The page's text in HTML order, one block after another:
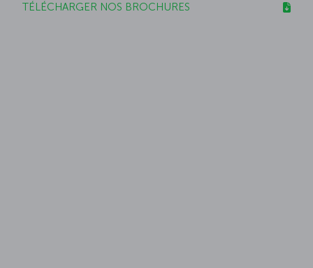
TÉLÉCHARGER NOS BROCHURES